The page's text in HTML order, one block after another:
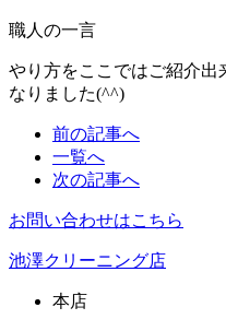
職人の一言
やり方をここではご紹介出
なりました(^^)
前の記事へ
一覧へ
次の記事へ
お問い合わせはこちら
池澤クリーニング店
本店